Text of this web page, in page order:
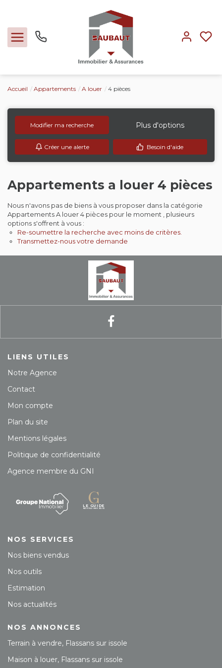
Locations
Expertise
Nos métiers
L'agence
Contact
Accueil Appartements A louer 4 pièces
Modifier ma recherche Plus d'options
Créer une alerte Besoin d'aide
Appartements a louer 4 pièces
Nous n'avons pas de biens à vous proposer dans la catégorie
Appartements A louer 4 pièces pour le moment , plusieurs
options s'offrent à vous :
Re-soumettre la recherche avec moins de critères.
Transmettez-nous votre demande
LIENS UTILES
Notre Agence
Contact
Mon compte
Plan du site
Mentions légales
Politique de confidentialité
Agence membre du GNI
NOS SERVICES
Nos biens vendus
Nos outils
Estimation
Nos actualités
NOS ANNONCES
Terrain à vendre, Flassans sur issole
Maison à louer, Flassans sur issole